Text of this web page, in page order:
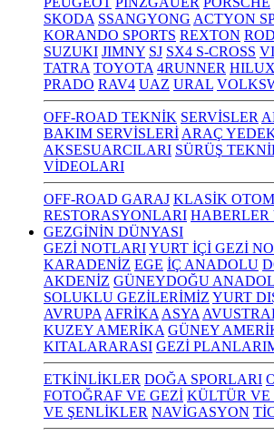
SKODA SSANGYONG ACTYON
KORANDO SPORTS REXTON
SUZUKI JIMNY SJ SX4 S-CROSS
TATRA TOYOTA 4RUNNER HILUX
PRADO RAV4 UAZ URAL
OFF-ROAD TEKNİK SERVİSLER
BAKIM SERVİSLERİ ARAÇ
AKSESUARCILARI SÜRÜŞ
VİDEOLARI
OFF-ROAD GARAJ KLASİK
RESTORASYONLARI
GEZGİNİN DÜNYASI
GEZİ NOTLARIYURT İÇİ GEZİ
KARADENİZ EGE İÇ ANADOLU
AKDENİZ GÜNEYDOĞU
SOLUKLU GEZİLERİMİZ YURT
AVRUPA AFRİKA ASYA
KUZEY AMERİKA GÜNEY
KITALARARASI GEZİ
ETKİNLİKLER DOĞA SPORLARI
FOTOĞRAF VE GEZİ KÜLTÜR VE
VE ŞENLİKLER NAVİGASYON